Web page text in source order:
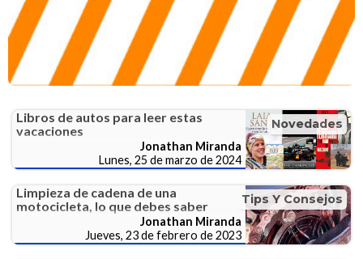
Novedades
Libros de autos para leer estas
vacaciones
Jonathan Miranda
Lunes, 25 de marzo de 2024
Tips Y Consejos
Limpieza de cadena de una
motocicleta, lo que debes saber
Jonathan Miranda
Jueves, 23 de febrero de 2023